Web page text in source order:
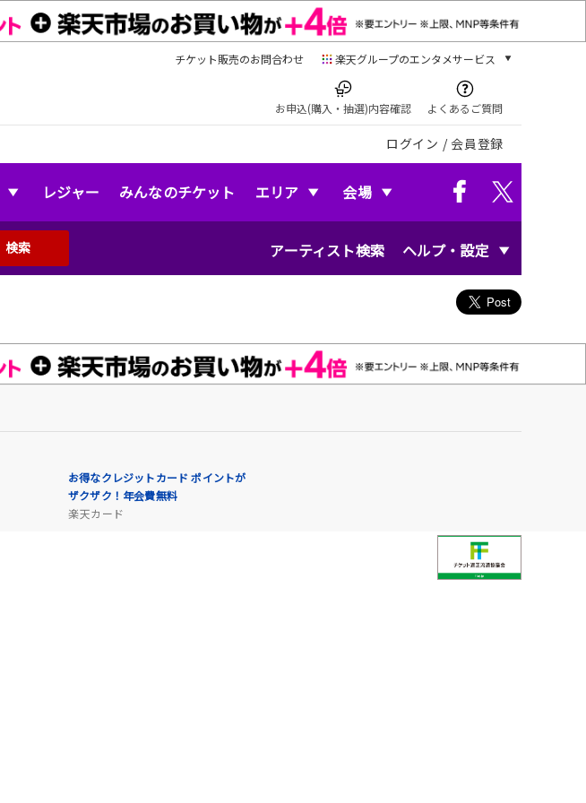
チケット販売のお問合わせ 楽天グループのエンタメサービス
本/ゲーム/CD/DVD
楽天ブックス
電子書籍
楽天Kobo
音楽配信
お申込(購入・抽選)内容確認 よくあるご質問
ログイン / 会員登録
レジャー みんなのチケット エリア 会場
アーティスト検索 ヘルプ・設定
検索
お得なクレジットカード ポイントが
ザクザク！年会費無料
楽天カード